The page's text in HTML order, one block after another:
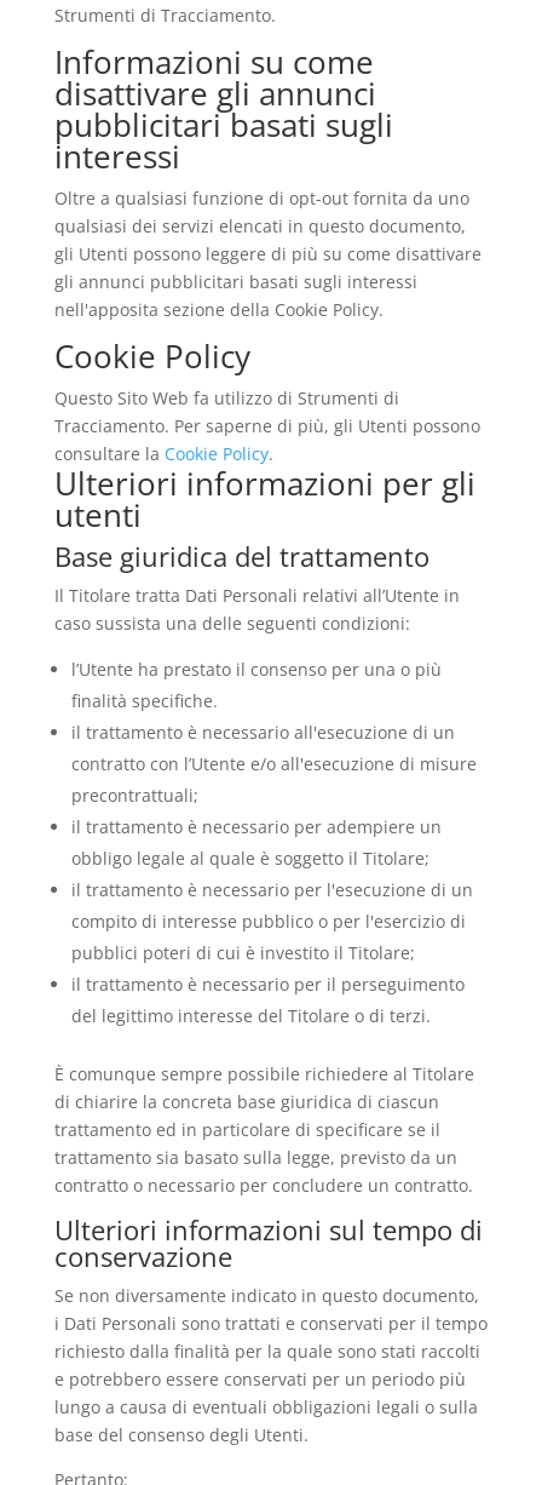
Strumenti di Tracciamento.
Informazioni su come
disattivare gli annunci
pubblicitari basati sugli
interessi
Oltre a qualsiasi funzione di opt-out fornita da uno
qualsiasi dei servizi elencati in questo documento,
gli Utenti possono leggere di più su come disattivare
gli annunci pubblicitari basati sugli interessi
nell'apposita sezione della Cookie Policy.
Cookie Policy
Questo Sito Web fa utilizzo di Strumenti di
Tracciamento. Per saperne di più, gli Utenti possono
consultare la Cookie Policy.
Ulteriori informazioni per gli
utenti
Base giuridica del trattamento
Il Titolare tratta Dati Personali relativi all’Utente in
caso sussista una delle seguenti condizioni:
l’Utente ha prestato il consenso per una o più
finalità specifiche.
il trattamento è necessario all'esecuzione di un
contratto con l’Utente e/o all'esecuzione di misure
precontrattuali;
il trattamento è necessario per adempiere un
obbligo legale al quale è soggetto il Titolare;
il trattamento è necessario per l'esecuzione di un
compito di interesse pubblico o per l'esercizio di
pubblici poteri di cui è investito il Titolare;
il trattamento è necessario per il perseguimento
del legittimo interesse del Titolare o di terzi.
È comunque sempre possibile richiedere al Titolare
di chiarire la concreta base giuridica di ciascun
trattamento ed in particolare di specificare se il
trattamento sia basato sulla legge, previsto da un
contratto o necessario per concludere un contratto.
Ulteriori informazioni sul tempo di
conservazione
Se non diversamente indicato in questo documento,
i Dati Personali sono trattati e conservati per il tempo
richiesto dalla finalità per la quale sono stati raccolti
e potrebbero essere conservati per un periodo più
lungo a causa di eventuali obbligazioni legali o sulla
base del consenso degli Utenti.
Pertanto: